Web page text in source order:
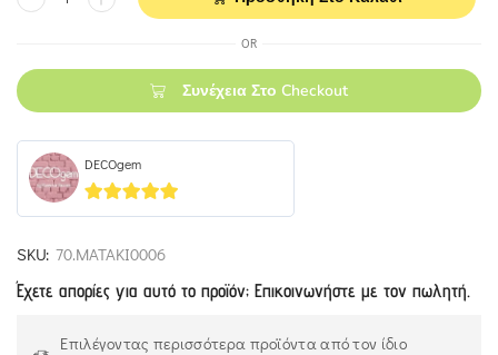
OR
Συνέχεια Στο Checkout
DECOgem
5out of 5
SKU: 70.ΜΑΤΑΚΙ0006
Έχετε απορίες για αυτό το προϊόν; Επικοινωνήστε με τον πωλητή.
Επιλέγοντας περισσότερα προϊόντα από τον ίδιο